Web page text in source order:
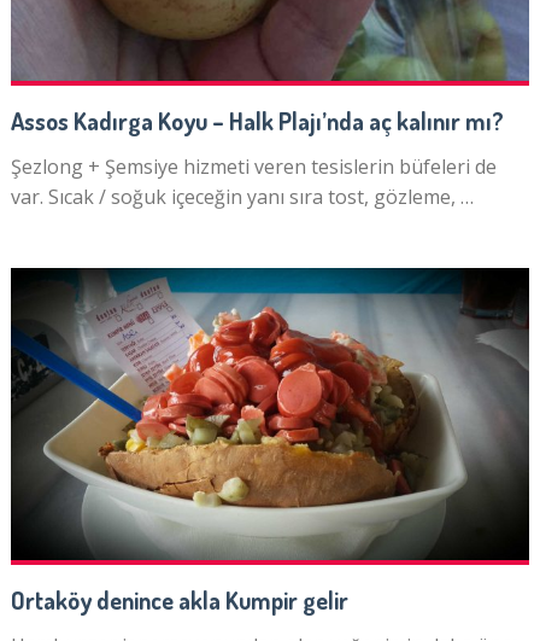
Assos Kadırga Koyu – Halk Plajı’nda aç kalınır mı?
Şezlong + Şemsiye hizmeti veren tesislerin büfeleri de
var. Sıcak / soğuk içeceğin yanı sıra tost, gözleme, …
Ortaköy denince akla Kumpir gelir